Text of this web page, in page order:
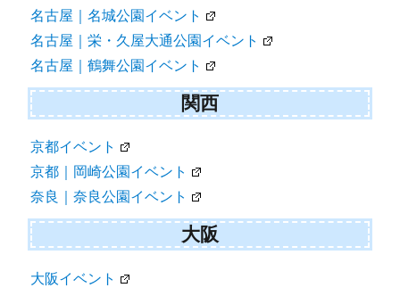
名古屋｜名城公園イベント
名古屋｜栄・久屋大通公園イベント
名古屋｜鶴舞公園イベント
関西
京都イベント
京都｜岡崎公園イベント
奈良｜奈良公園イベント
大阪
大阪イベント